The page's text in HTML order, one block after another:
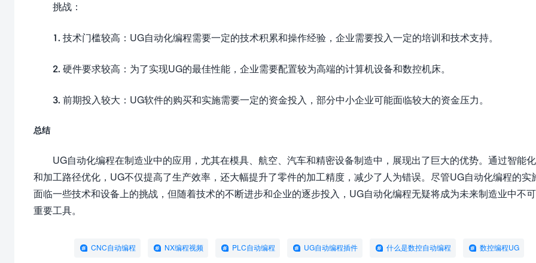
挑战：
1. 技术门槛较高：UG自动化编程需要一定的技术积累和操作经验，企业需要投入一定的培训和技术支持。
2. 硬件要求较高：为了实现UG的最佳性能，企业需要配置较为高端的计算机设备和数控机床。
3. 前期投入较大：UG软件的购买和实施需要一定的资金投入，部分中小企业可能面临较大的资金压力。
总结
UG自动化编程在制造业中的应用，尤其在模具、航空、汽车和精密设备制造中，展现出了巨大的优势。通过智能
和加工路径优化，UG不仅提高了生产效率，还大幅提升了零件的加工精度，减少了人为错误。尽管UG自动化编程的实
面临一些技术和设备上的挑战，但随着技术的不断进步和企业的逐步投入，UG自动化编程无疑将成为未来制造业中不
重要工具。
CNC自动编程 NX编程视频 PLC自动编程 UG自动编程插件 什么是数控自动编程 数控编程UG